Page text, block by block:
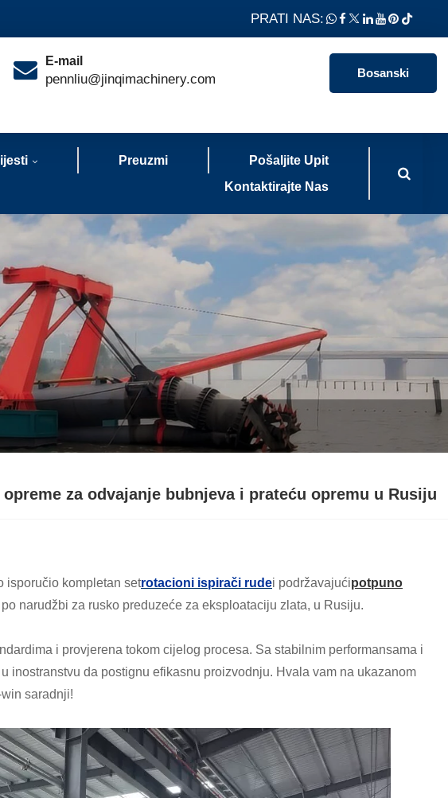
PRATI NAS:
E-mail
pennliu@jinqimachinery.com Bosanski
Preuzmi
Pošaljite Upit
Kontaktirajte Nas
za odvajanje bubnjeva i prateću opremu u Rusiju
isporučio kompletan setrotacioni ispirači rudei podržavajućipotpuno
narudžbi za rusko preduzeće za eksploataciju zlata, u Rusiju.
i provjerena tokom cijelog procesa. Sa stabilnim performansama i
inostranstvu da postignu efikasnu proizvodnju. Hvala vam na ukazanom
saradnji!